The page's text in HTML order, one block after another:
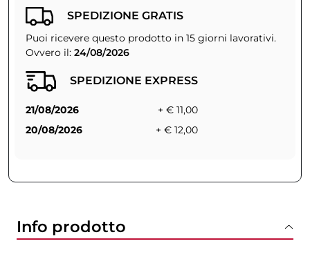
SPEDIZIONE GRATIS
Puoi ricevere questo prodotto in 15 giorni lavorativi.
Ovvero il: 24/08/2026
SPEDIZIONE EXPRESS
21/08/2026
+ € 11,00
20/08/2026
+ € 12,00
Info prodotto